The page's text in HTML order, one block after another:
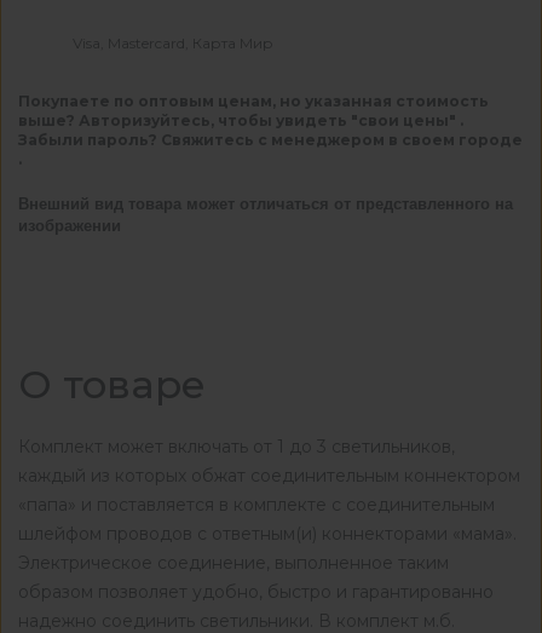
Visa, Mastercard, Карта Мир
Покупаете по оптовым ценам, но указанная стоимость
выше? Авторизуйтесь, чтобы увидеть "свои цены" .
Забыли пароль? Свяжитесь с менеджером в своем городе
Внешний вид товара может отличаться от представленного на
изображении
О товаре
Комплект может включать от 1 до 3 светильников,
каждый из которых обжат соединительным коннектором
«папа» и поставляется в комплекте c соединительным
шлейфом проводов с ответным(и) коннекторами «мама».
Электрическое соединение, выполненное таким
образом позволяет удобно, быстро и гарантированно
надежно соединить светильники. В комплект м.б.